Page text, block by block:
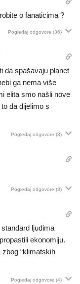
o fanaticima ?
Pogledaj odgovore (36)
da spašavaju planet
ga nema više
elita smo našli nove
da dijelimo s
Pogledaj odgovore (8)
Pogledaj odgovore (3)
ljudima
ekonomiju.
“klimatskih
Pogledaj odgovore (4)